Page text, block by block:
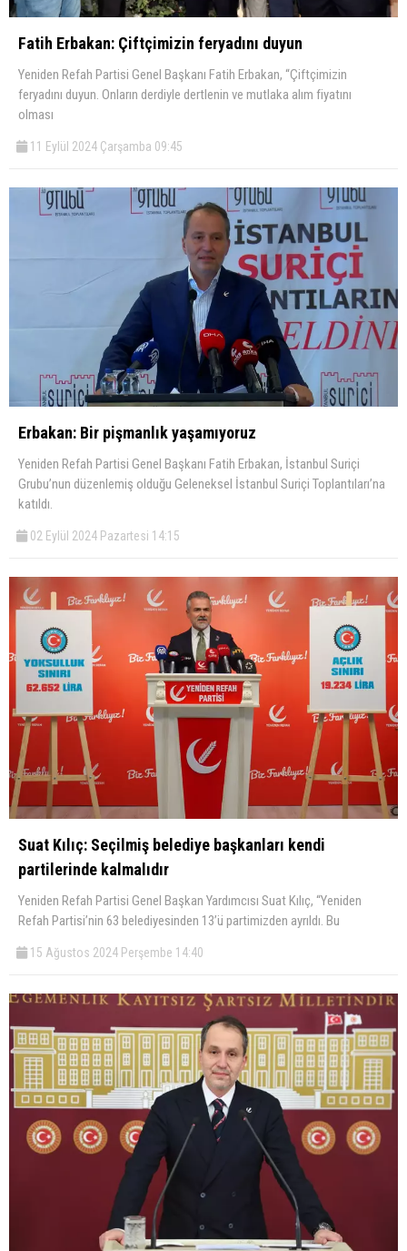
Fatih Erbakan: Çiftçimizin feryadını duyun
Yeniden Refah Partisi Genel Başkanı Fatih Erbakan, “Çiftçimizin
feryadını duyun. Onların derdiyle dertlenin ve mutlaka alım fiyatını
olması
11 Eylül 2024 Çarşamba 09:45
Erbakan: Bir pişmanlık yaşamıyoruz
Yeniden Refah Partisi Genel Başkanı Fatih Erbakan, İstanbul Suriçi
Grubu’nun düzenlemiş olduğu Geleneksel İstanbul Suriçi Toplantıları’na
katıldı.
02 Eylül 2024 Pazartesi 14:15
Suat Kılıç: Seçilmiş belediye başkanları kendi
partilerinde kalmalıdır
Yeniden Refah Partisi Genel Başkan Yardımcısı Suat Kılıç, “Yeniden
Refah Partisi’nin 63 belediyesinden 13’ü partimizden ayrıldı. Bu
15 Ağustos 2024 Perşembe 14:40